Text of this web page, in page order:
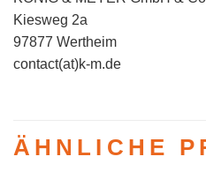
Kiesweg 2a
97877 Wertheim
contact(at)k-m.de
ÄHNLICHE